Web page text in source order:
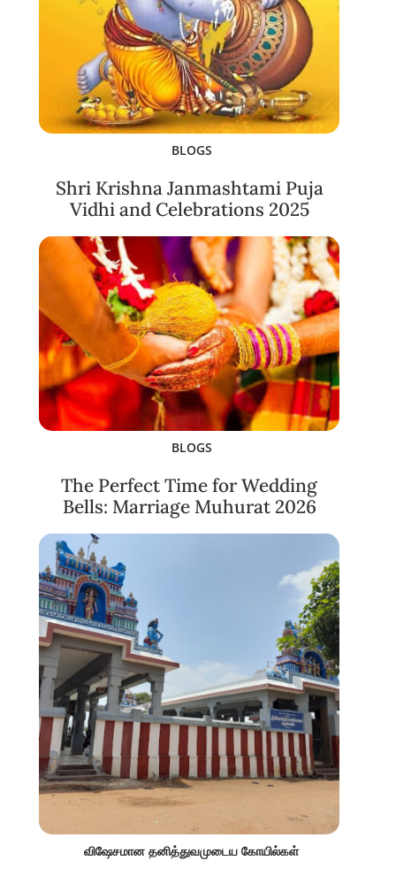
BLOGS
Shri Krishna Janmashtami Puja
Vidhi and Celebrations 2025
BLOGS
The Perfect Time for Wedding
Bells: Marriage Muhurat 2026
விஷேசமான தனித்துவமுடைய கோயில்கள்